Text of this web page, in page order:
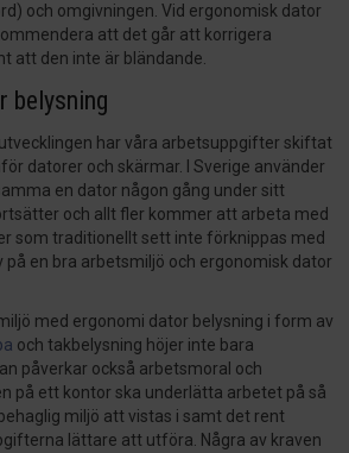
och omgivningen. Vid ergonomisk dator
att det går att korrigera
att den inte är bländande.
belysning
har våra arbetsuppgifter skiftat
datorer och skärmar. I Sverige använder
en dator någon gång under sitt
och allt fler kommer att arbeta med
som traditionellt sett inte förknippas med
på en bra arbetsmiljö och ergonomisk dator
med ergonomi dator belysning i form av
och takbelysning höjer inte bara
påverkar också arbetsmoral och
på ett kontor ska underlätta arbetet på så
miljö att vistas i samt det rent
lättare att utföra. Några av kraven